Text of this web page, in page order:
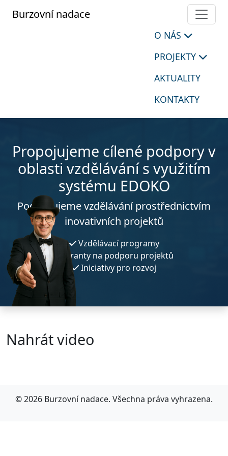
Burzovní nadace
O NÁS
PROJEKTY
AKTUALITY
KONTAKTY
Propojujeme cílené podpory v
oblasti vzdělávání s využitím
systému EDOKO
Podporujeme vzdělávání prostřednictvím
inovativních projektů
Vzdělávací programy
Granty na podporu projektů
Iniciativy pro rozvoj
Nahrát video
© 2026 Burzovní nadace. Všechna práva vyhrazena.